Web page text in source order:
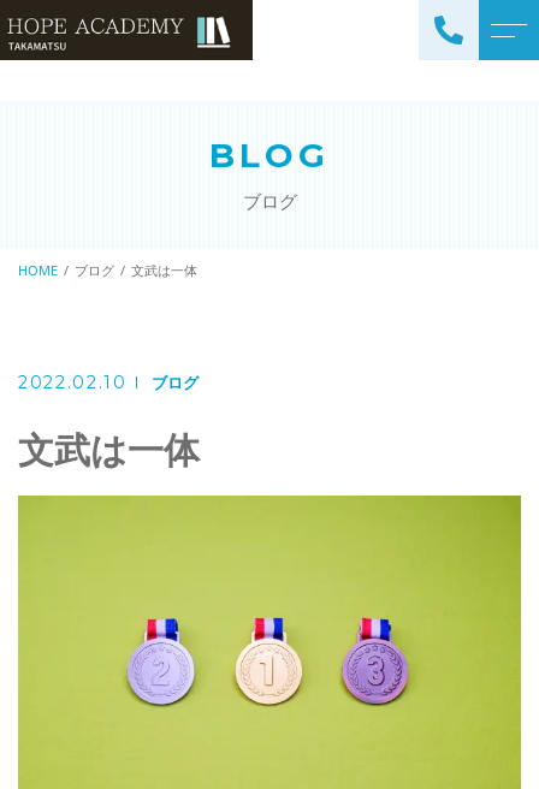
小学生コース / 高学年～
高校生コース（3科目）
英会話コース（幼児～小学
087-887-7663
BLOG
ブログ
HOME ブログ 文武は一体
2022.02.10 ブログ
文武は一体